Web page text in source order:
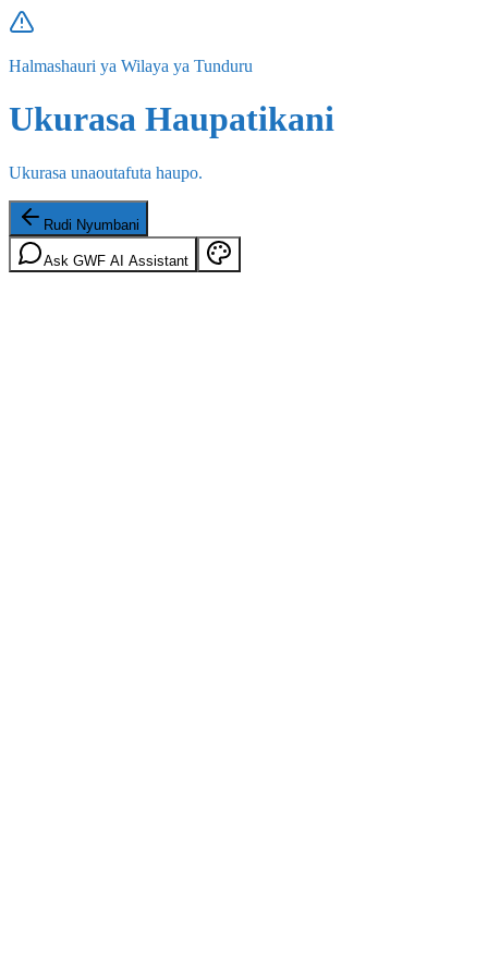
Halmashauri ya Wilaya ya Tunduru
Ukurasa Haupatikani
Ukurasa unaoutafuta haupo.
Rudi Nyumbani
Ask GWF AI Assistant